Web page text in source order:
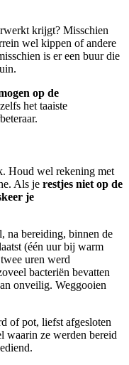
krijgt? Misschien
wel kippen of andere
is er een buur die
op de
het taaiste
Houd wel rekening met
Als je restjes niet op de
je
na bereiding, binnen de
(één uur bij warm
uren werd
bacteriën bevatten
onveilig. Weggooien
of pot, liefst afgesloten
waarin ze werden bereid